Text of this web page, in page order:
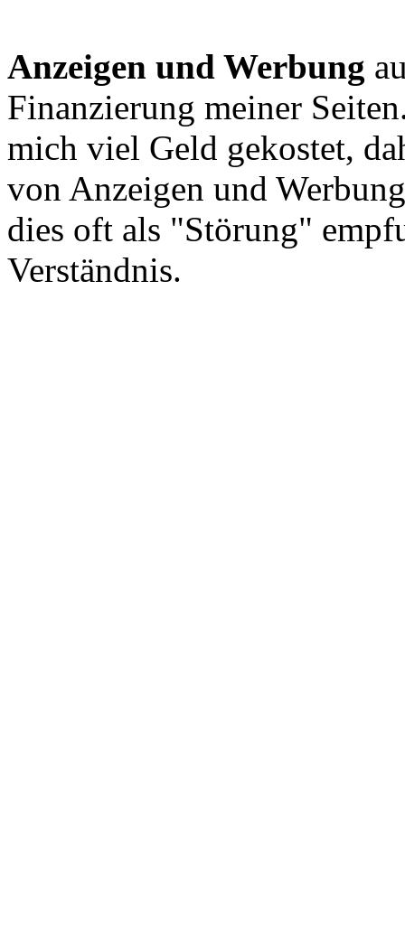
Anzeigen und Werbung
Finanzierung meiner
mich viel Geld gekostet,
von Anzeigen und
dies oft als "Störung"
Verständnis.